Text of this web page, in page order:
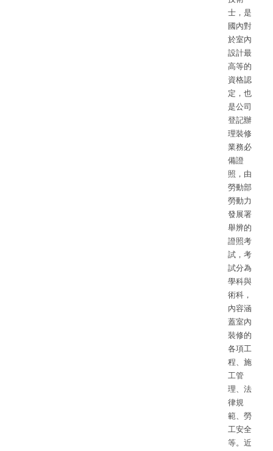
士，是
國內對
於室內
設計最
高等的
資格認
定，也
是公司
登記辦
理裝修
業務必
備證
照，由
勞動部
勞動力
發展署
舉辨的
證照考
試，考
試分為
學科與
術科，
內容涵
蓋室內
裝修的
各項工
程、施
工管
理、法
律規
範、勞
工安全
等。近